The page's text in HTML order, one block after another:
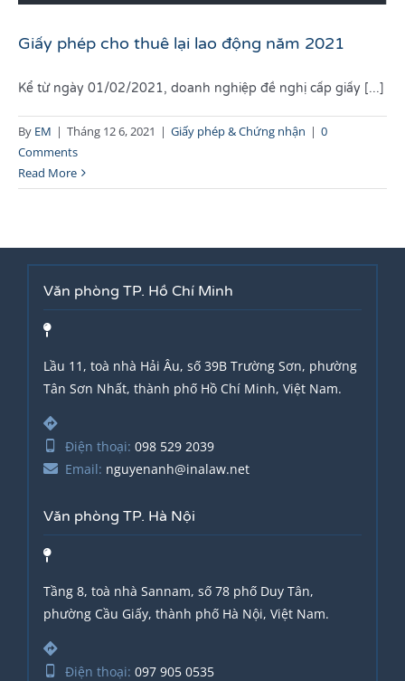
Giấy phép cho thuê lại lao động năm 2021
Kể từ ngày 01/02/2021, doanh nghiệp đề nghị cấp giấy [...]
By EM | Tháng 12 6, 2021 | Giấy phép & Chứng nhận | 0
Comments
Read More
Văn phòng TP. Hồ Chí Minh
Lầu 11, toà nhà Hải Âu, số 39B Trường Sơn, phường
Tân Sơn Nhất, thành phố Hồ Chí Minh, Việt Nam.
Điện thoại: 098 529 2039
Email: nguyenanh@inalaw.net
Văn phòng TP. Hà Nội
Tầng 8, toà nhà Sannam, số 78 phố Duy Tân,
phường Cầu Giấy, thành phố Hà Nội, Việt Nam.
Điện thoại: 097 905 0535